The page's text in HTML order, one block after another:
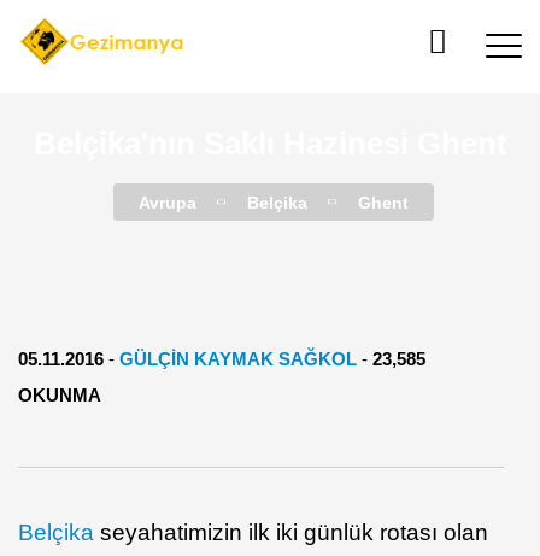
Avrupa Belçika Ghent
05.11.2016 - GÜLÇIN KAYMAK SAĞKOL - 23,585
OKUNMA
Belçika seyahatimizin ilk iki günlük rotası olan